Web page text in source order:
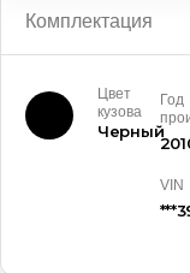
Комплектация
Цвет
кузова
Черный
Год
VIN